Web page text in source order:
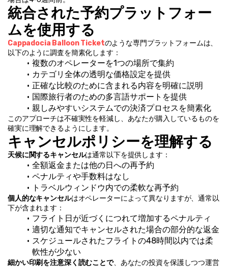
統合された予約プラットフォー
ムを使用する
Cappadocia Balloon Ticketのような専門プラットフォームは、
以下のように調査を簡素化します：
複数のオペレーターを1つの場所で集約
カテゴリ全体の透明な価格設定を提供
正確な比較のために含まれる内容を明確に説明
国際旅行者のための多言語サポートを提供
親しみやすいシステムでの決済プロセスを簡素化
このアプローチは不確実性を軽減し、あなたが購入しているものを
確実に理解できるようにします。
キャンセルポリシーを理解する
天候に関するキャンセルは通常以下を提供します：
全額返金または他の日への再予約
ペナルティや手数料はなし
トラベルウィンドウ内での柔軟な再予約
個人的なキャンセルはオペレーターによって異なりますが、通常以
下が含まれます：
フライト日が近づくにつれて増加するペナルティ
適切な通知でキャンセルされた場合の部分的な返金
スケジュールされたフライトの48時間以内では柔
軟性が少ない
細かい印刷を注意深く読むことで、あなたの投資を保護しつつ運営